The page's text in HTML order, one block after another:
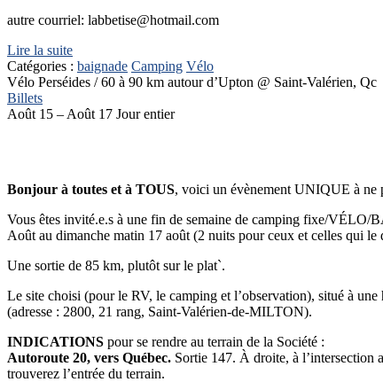
autre courriel: labbetise@hotmail.com
Lire la suite
Catégories : baignade Camping Vélo
Vélo Perséides / 60 à 90 km autour d’Upton @ Saint-Valérien, Qc
Billets
Août 15 – Août 17 Jour entier
Bonjour à toutes et à TOUS, voici un évènement UNIQUE à ne
Vous êtes invité.e.s à une fin de semaine de camping fixe/
Août au dimanche matin 17 août (2 nuits pour ceux et celles qui le
Une sortie de 85 km, plutôt sur le plat`.
Le site choisi (pour le RV, le camping et l’observation), situé à
(adresse : 2800, 21 rang, Saint-Valérien-de-MILTON).
INDICATIONS pour se rendre au terrain de la Société :
Autoroute 20, vers Québec. Sortie 147. À droite, à l’intersection
trouverez l’entrée du terrain.